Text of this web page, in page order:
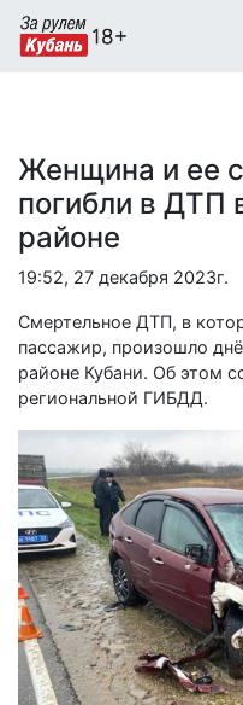
Женщина и ее
погибли в ДТП
районе
19:52, 27 декабря 2023г.
Смертельное ДТП, в
пассажир, произошло
районе Кубани. Об этом
региональной ГИБДД.